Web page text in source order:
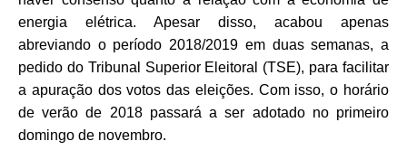
energia elétrica. Apesar disso, acabou apenas
abreviando o período 2018/2019 em duas semanas, a
pedido do Tribunal Superior Eleitoral (TSE), para facilitar
a apuração dos votos das eleições. Com isso, o horário
de verão de 2018 passará a ser adotado no primeiro
domingo de novembro.